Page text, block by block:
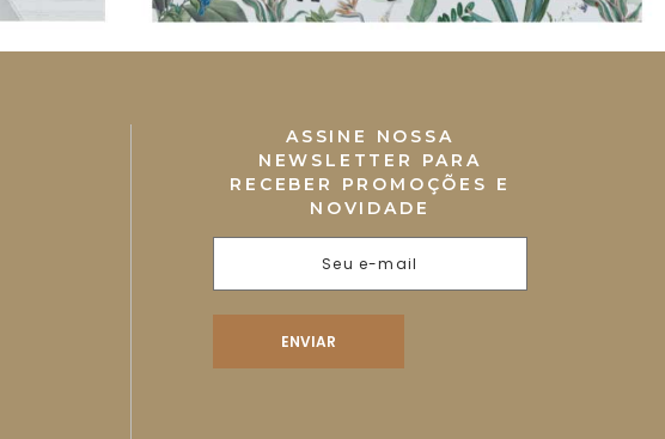
ASSINE NOSSA
NEWSLETTER PARA
RECEBER PROMOÇÕES E
NOVIDADE